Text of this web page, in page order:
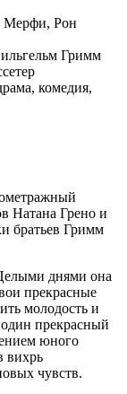
Мерфи, Рон
Гримм
комедия,
Натана Грено и
братьев Гримм
днями она
прекрасные
молодость и
один прекрасный
юного
вихрь
чувств.